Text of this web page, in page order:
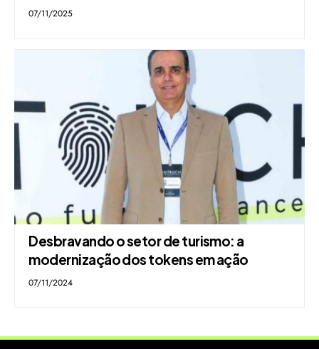
07/11/2025
Desbravando o setor de turismo: a
modernização dos tokens em ação
07/11/2024